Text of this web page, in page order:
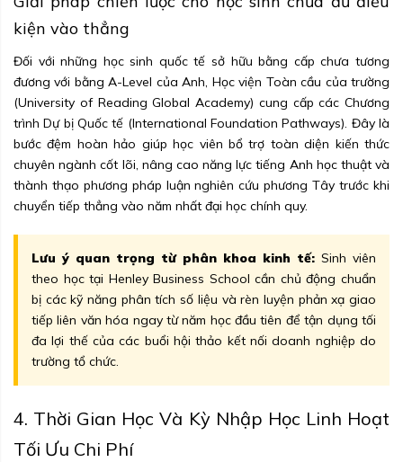
kiện vào thẳng
Đối với những học sinh quốc tế sở hữu bằng cấp chưa tương
đương với bằng A-Level của Anh, Học viện Toàn cầu của trường
(University of Reading Global Academy) cung cấp các Chương
trình Dự bị Quốc tế (International Foundation Pathways). Đây là
bước đệm hoàn hảo giúp học viên bổ trợ toàn diện kiến thức
chuyên ngành cốt lõi, nâng cao năng lực tiếng Anh học thuật và
thành thạo phương pháp luận nghiên cứu phương Tây trước khi
chuyển tiếp thẳng vào năm nhất đại học chính quy.
Lưu ý quan trọng từ phân khoa kinh tế: Sinh viên
theo học tại Henley Business School cần chủ động chuẩn
bị các kỹ năng phân tích số liệu và rèn luyện phản xạ giao
tiếp liên văn hóa ngay từ năm học đầu tiên để tận dụng tối
đa lợi thế của các buổi hội thảo kết nối doanh nghiệp do
trường tổ chức.
4. Thời Gian Học Và Kỳ Nhập Học Linh Hoạt
Tối Ưu Chi Phí